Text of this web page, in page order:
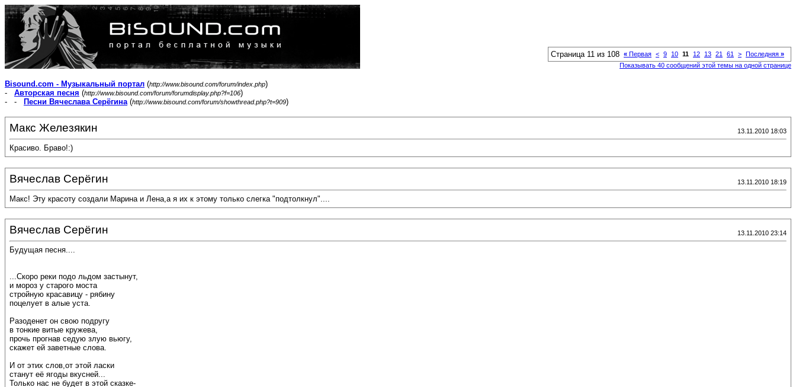
Страница 11 из 108 « Первая < 9 10 11 12 13 21 61 > Последняя »
Показывать 40 сообщений этой темы на одной странице
Bisound.com - Музыкальный портал (http://www.bisound.com/forum/index.php)
- Авторская песня (http://www.bisound.com/forum/forumdisplay.php?f=106)
- -
Песни Вячеслава Серёгина(http://www.bisound.com/forum/showthread.php?t=909)
Макс Железякин 13.11.2010 18:03
Красиво. Браво!:)
Вячеслав Серёгин 13.11.2010 18:19
Макс! Эту красоту создали Марина и Лена,а я их к этому только слегка "подтолкнул"....
Вячеслав Серёгин 13.11.2010 23:14
Будущая песня....
...Скоро реки подо льдом застынут,
и мороз у старого моста
стройную красавицу - рябину
поцелует в алые уста.
Разоденет он свою подругу
в тонкие витые кружева,
прочь прогнав седую злую вьюгу,
скажет ей заветные слова.
И от этих слов,от этой ласки
станут её ягоды вкусней...
Только нас не будет в этой сказке-